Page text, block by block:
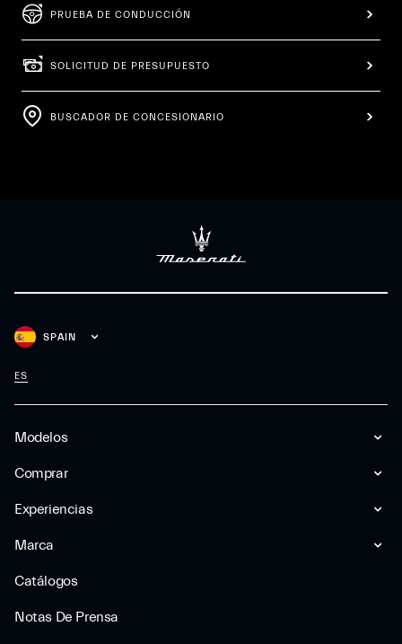
PRUEBA DE CONDUCCIÓN
SOLICITUD DE PRESUPUESTO
BUSCADOR DE CONCESIONARIO
Modelos
Comprar
Experiencias
Marca
Catálogos
Notas De Prensa
SPAIN
ES